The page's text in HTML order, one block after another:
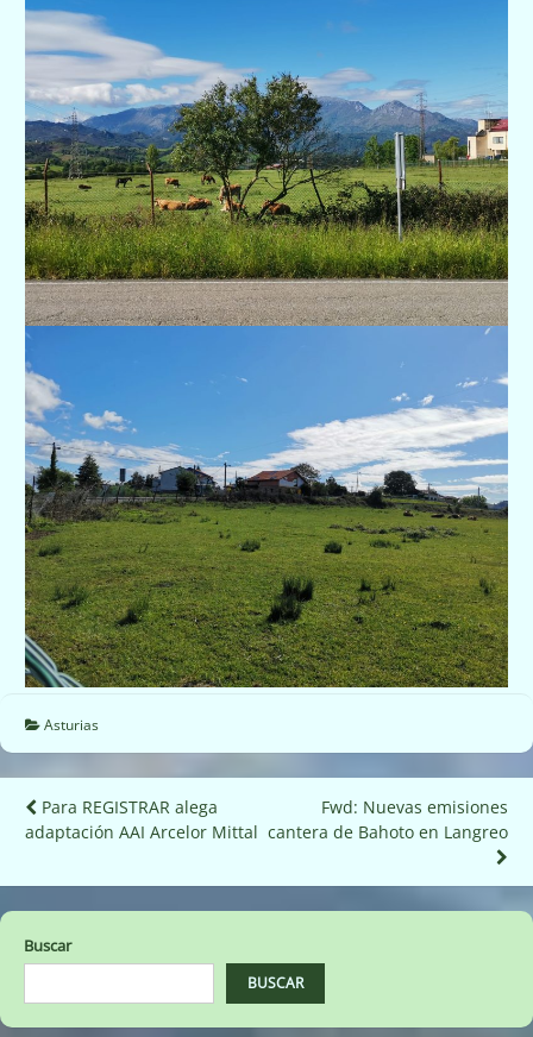
Asturias
Navegación
de
entradas
Para REGISTRAR alega
adaptación AAI Arcelor Mittal
Fwd: Nuevas emisiones
cantera de Bahoto en Langreo
Buscar
BUSCAR